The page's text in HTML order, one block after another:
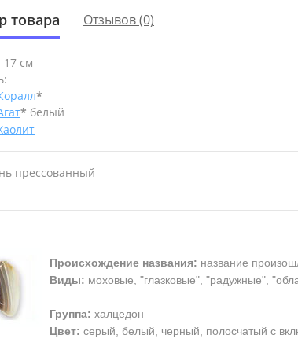
товара Отзывов (0)
см
*
* белый
прессованный
Происхождение названия: название
Виды: моховые, "глазковые", "радужные",
Группа: халцедон
Цвет: серый, белый, черный, полосчатый с